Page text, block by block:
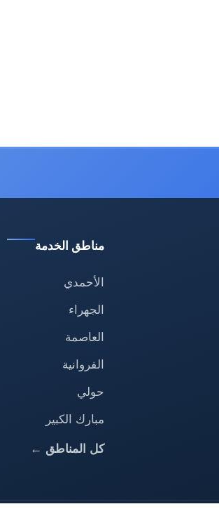
مناطق الخدمة
الأحمدي
الجهراء
العاصمة
الفروانية
حولي
مبارك الكبير
كل المناطق ←